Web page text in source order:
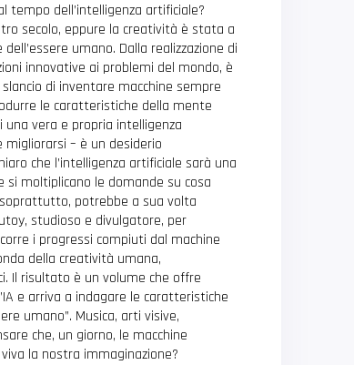
tempo dell’intelligenza artificiale?
secolo, eppure la creatività è stata a
umano. Dalla realizzazione di
innovative ai problemi del mondo, è
di inventare macchine sempre
le caratteristiche della mente
vera e propria intelligenza
– è un desiderio
che l’intelligenza artificiale sarà una
moltiplicano le domande su cosa
potrebbe a sua volta
studioso e divulgatore, per
i progressi compiuti dal machine
della creatività umana,
Il risultato è un volume che offre
e arriva a indagare le caratteristiche
umano”. Musica, arti visive,
che, un giorno, le macchine
la nostra immaginazione?